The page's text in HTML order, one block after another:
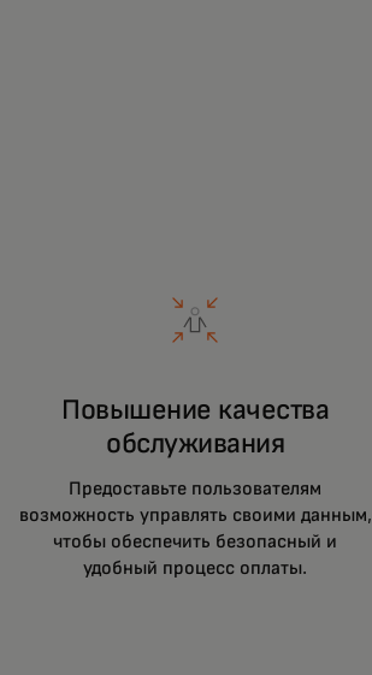
Повышение качества
обслуживания
Предоставьте пользователям
возможность управлять своими данным,
чтобы обеспечить безопасный и
удобный процесс оплаты.